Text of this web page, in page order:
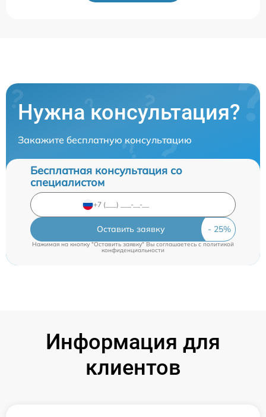
Нужна консультация?
Закажите бесплатную консультацию
Бесплатная консультация со
специалистом
Оставить заявку
Нажимая на кнопку "Оставить заявку" Вы соглашаетесь cполитикой
конфиденциальности
Информация для
клиентов